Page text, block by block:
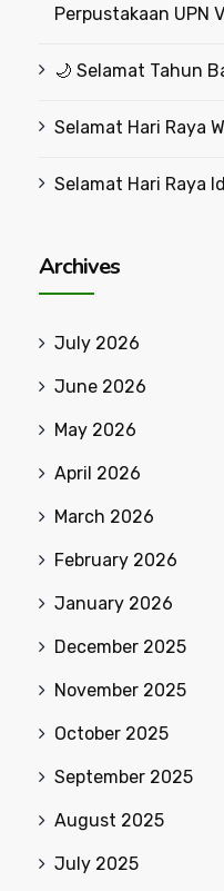
Perpustakaan UPN
🌙 Selamat Tahun
Selamat Hari Raya
Selamat Hari Raya
Archives
July 2026
June 2026
May 2026
April 2026
March 2026
February 2026
January 2026
December 2025
November 2025
October 2025
September 2025
August 2025
July 2025